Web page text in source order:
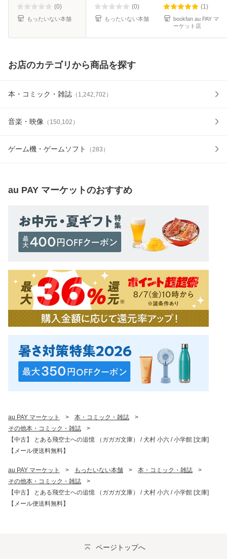
(0)
もったいない本舗
(0)
もったいない本舗
(1)
bookfan au PAY マ
ーケット店
お店のカテゴリから商品を探す
本・コミック・雑誌 （ 1,242,702 ）
音楽・映像 （ 150,102 ）
ゲーム機・ゲームソフト （283 ）
au PAY マーケットのおすすめ
au PAY マーケット > 本・コミック・雑誌
>
その他本・コミック・雑誌
>
【中古】 とある飛空士への追憶 （ガガガ文庫） / 犬村 小六 / 小学館 [文庫]
【メール便送料無料】
au PAY マーケット > もったいない本舗 > 本・コミック・雑誌
>
その他本・コミック・雑誌
>
【中古】 とある飛空士への追憶 （ガガガ文庫） / 犬村 小六 / 小学館 [文庫]
【メール便送料無料】
ページトップへ